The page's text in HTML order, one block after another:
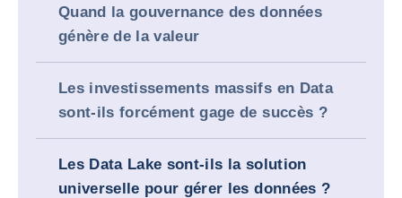
Quand la gouvernance des données
génère de la valeur
Les investissements massifs en Data
sont-ils forcément gage de succès ?
Les Data Lake sont-ils la solution
universelle pour gérer les données ?